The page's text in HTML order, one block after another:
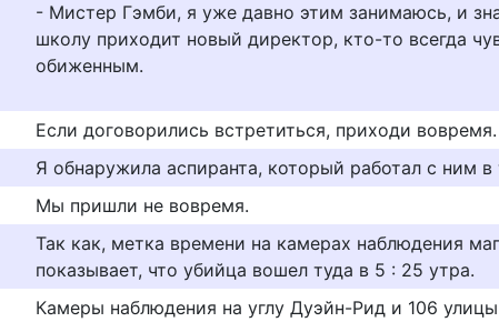
- Мистер Гэмби, я уже давно этим занимаюсь, и
школу приходит новый директор, кто-то всегда
обиженным.
Если договорились встретиться, приходи вовремя.
Я обнаружила аспиранта, который работал с ним в
Мы пришли не вовремя.
Так как, метка времени на камерах наблюдения
показывает, что убийца вошел туда в 5 : 25 утра.
Камеры наблюдения на углу Дуэйн-Рид и 106 улицы